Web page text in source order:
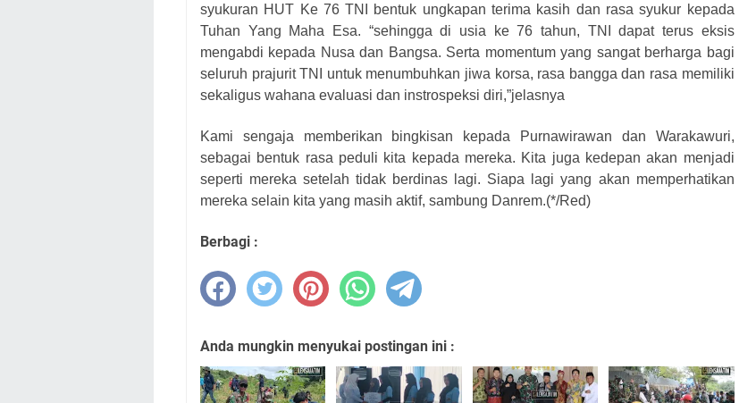
syukuran HUT Ke 76 TNI bentuk ungkapan terima kasih dan rasa syukur kepada
Tuhan Yang Maha Esa. “sehingga di usia ke 76 tahun, TNI dapat terus eksis
mengabdi kepada Nusa dan Bangsa. Serta momentum yang sangat berharga bagi
seluruh prajurit TNI untuk menumbuhkan jiwa korsa, rasa bangga dan rasa memiliki
sekaligus wahana evaluasi dan instrospeksi diri,”jelasnya
Kami sengaja memberikan bingkisan kepada Purnawirawan dan Warakawuri,
sebagai bentuk rasa peduli kita kepada mereka. Kita juga kedepan akan menjadi
seperti mereka setelah tidak berdinas lagi. Siapa lagi yang akan memperhatikan
mereka selain kita yang masih aktif, sambung Danrem.(*/Red)
Berbagi :
Anda mungkin menyukai postingan ini :